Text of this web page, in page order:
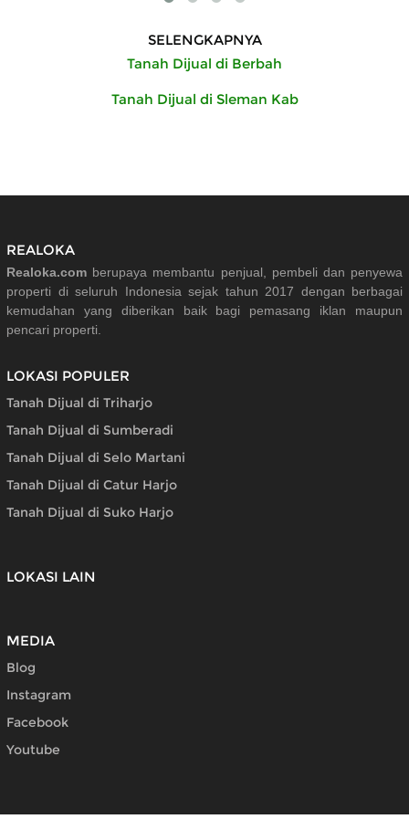
SELENGKAPNYA
Tanah Dijual di Berbah
Tanah Dijual di Sleman Kab
REALOKA
Realoka.com berupaya membantu penjual, pembeli dan penyewa
properti di seluruh Indonesia sejak tahun 2017 dengan berbagai
kemudahan yang diberikan baik bagi pemasang iklan maupun
pencari properti.
LOKASI POPULER
Tanah Dijual di Triharjo
Tanah Dijual di Sumberadi
Tanah Dijual di Selo Martani
Tanah Dijual di Catur Harjo
Tanah Dijual di Suko Harjo
LOKASI LAIN
MEDIA
Blog
Instagram
Facebook
Youtube